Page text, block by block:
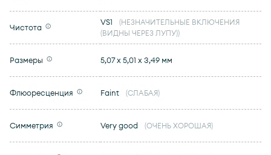
Чистота
VS1
(НЕЗНАЧИТЕЛЬНЫЕ ВКЛЮЧЕНИЯ
(ВИДНЫ ЧЕРЕЗ ЛУПУ))
Размеры 5,07 x 5,01 x 3,49 мм
Флюоресценция Faint (СЛАБАЯ)
Симметрия Very good (ОЧЕНЬ ХОРОШАЯ)